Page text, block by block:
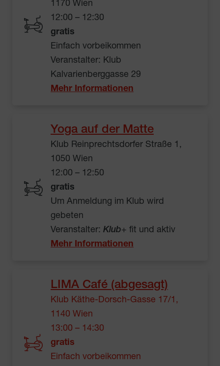
1170 Wien
12:00 – 12:30
gratis
Einfach vorbeikommen
Veranstalter: Klub
Kalvarienberggasse 29
Mehr Informationen
Yoga auf der Matte
Klub Reinprechtsdorfer Straße 1,
1050 Wien
12:00 – 12:50
gratis
Um Anmeldung im Klub wird
gebeten
Veranstalter: Klub+ fit und aktiv
Mehr Informationen
LIMA Café (abgesagt)
Klub Käthe-Dorsch-Gasse 17/1,
1140 Wien
13:00 – 14:30
gratis
Einfach vorbeikommen